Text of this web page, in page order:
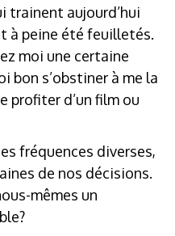
trainent aujourd’hui
à peine été feuilletés.
moi une certaine
bon s’obstiner à me la
profiter d’un film ou
fréquences diverses,
de nos décisions.
mêmes un